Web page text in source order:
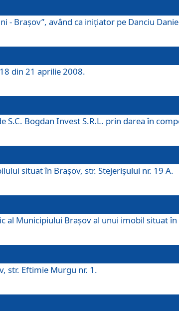
- Braşov”, având ca iniţiator pe Danciu
din 21 aprilie 2008.
Bogdan Invest S.R.L. prin darea în
situat în Braşov, str. Stejerişului nr. 19 A.
Municipiului Braşov al unui imobil situat în
str. Eftimie Murgu nr. 1.